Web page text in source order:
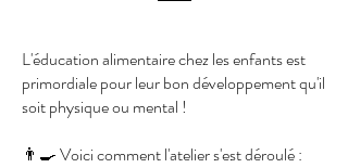
L'éducation alimentaire chez les enfants est
primordiale pour leur bon développement qu'il
soit physique ou mental !
👨‍🍳 Voici comment l'atelier s'est déroulé :